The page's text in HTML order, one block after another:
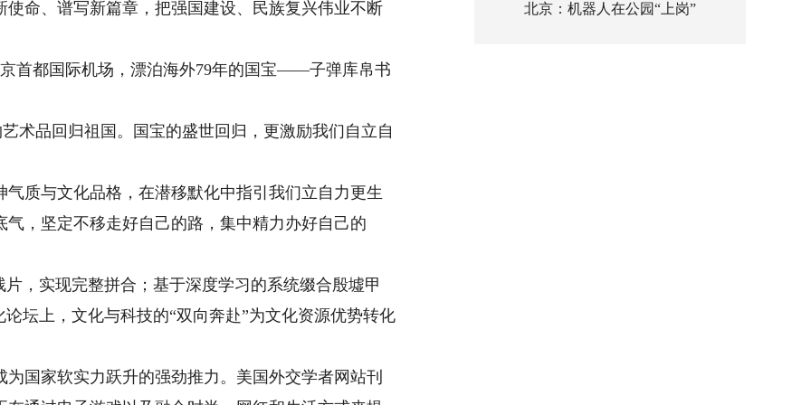
、谱写新篇章，把强国建设、民族复兴伟业不断
都国际机场，漂泊海外79年的国宝——子弹库帛书
品回归祖国。国宝的盛世回归，更激励我们自立自
与文化品格，在潜移默化中指引我们立自力更生
，坚定不移走好自己的路，集中精力办好自己的
实现完整拼合；基于深度学习的系统缀合殷墟甲
坛上，文化与科技的“双向奔赴”为文化资源优势转化
家软实力跃升的强劲推力。美国外交学者网站刊
北京：机器人在公园“上岗”